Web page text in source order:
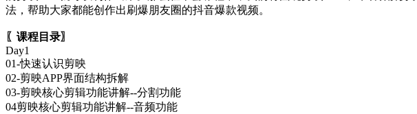
法，帮助大家都能创作出刷爆朋友圈的抖音爆款视频。
〖课程目录〗
Day1
01-快速认识剪映
02-剪映APP界面结构拆解
03-剪映核心剪辑功能讲解--分割功能
04剪映核心剪辑功能讲解--音频功能